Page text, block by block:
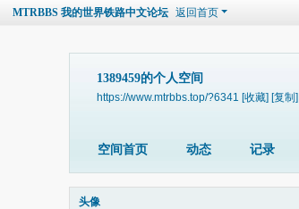
MTRBBS 我的世界铁路中文论坛 返回首页
1389459的个人空间
https://www.mtrbbs.top/?6341 [收藏] [复制]
空间首页 动态 记录
头像